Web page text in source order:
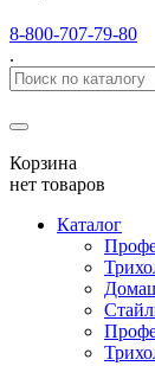
8-800-707-79-80
.
Корзина
нет товаров
Каталог